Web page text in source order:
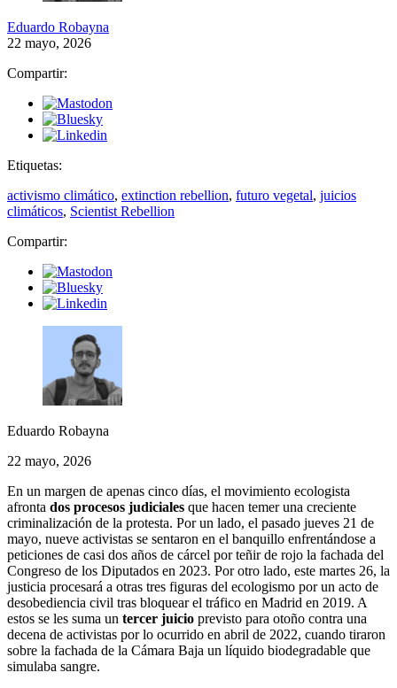
Eduardo Robayna
22 mayo, 2026
Compartir:
Etiquetas:
activismo climático, extinction rebellion, futuro vegetal, juicios
climáticos, Scientist Rebellion
Compartir:
Eduardo Robayna
22 mayo, 2026
En un margen de apenas cinco días, el movimiento ecologista
afronta dos procesos judiciales que hacen temer una creciente
criminalización de la protesta. Por un lado, el pasado jueves 21 de
mayo, nueve activistas se sentaron en el banquillo enfrentándose a
peticiones de casi dos años de cárcel por teñir de rojo la fachada del
Congreso de los Diputados en 2023. Por otro lado, este martes 26, la
justicia procesará a otras tres figuras del ecologismo por un acto de
desobediencia civil tras bloquear el tráfico en Madrid en 2019. A
estos se les suma un tercer juicio previsto para otoño contra una
decena de activistas por lo ocurrido en abril de 2022, cuando tiraron
sobre la fachada de la Cámara Baja un líquido biodegradable que
simulaba sangre.